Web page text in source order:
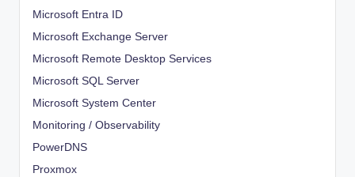
Microsoft Entra ID
Microsoft Exchange Server
Microsoft Remote Desktop Services
Microsoft SQL Server
Microsoft System Center
Monitoring / Observability
PowerDNS
Proxmox